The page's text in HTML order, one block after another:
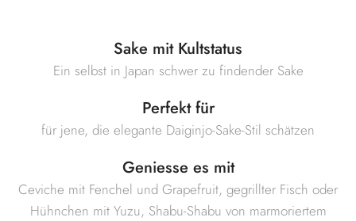
Sake mit Kultstatus
Ein selbst in Japan schwer zu findender Sake
Perfekt für
für jene, die elegante Daiginjo-Sake-Stil schätzen
Geniesse es mit
Ceviche mit Fenchel und Grapefruit, gegrillter Fisch oder
Hühnchen mit Yuzu, Shabu-Shabu von marmoriertem